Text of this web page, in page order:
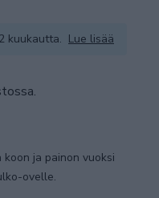
kuukautta. Lue lisää
.
ja painon vuoksi
ovelle.